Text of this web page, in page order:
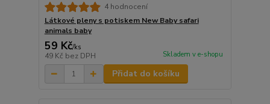
4 hodnocení
Látkové pleny s potiskem New Baby safari
animals baby
59 Kč/ks
49 Kč bez DPH Skladem v e-shopu
Přidat do košíku